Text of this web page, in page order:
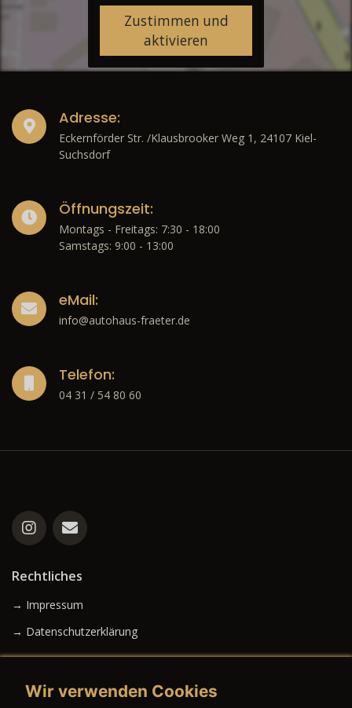
Zustimmen und
aktivieren
Adresse:
Eckernförder Str. /Klausbrooker Weg 1, 24107 Kiel-
Suchsdorf
Öffnungszeit:
Montags - Freitags: 7:30 - 18:00
Samstags: 9:00 - 13:00
eMail:
info@autohaus-fraeter.de
Telefon:
04 31 / 54 80 60
Rechtliches
→ Impressum
→ Datenschutzerklärung
Wir verwenden Cookies